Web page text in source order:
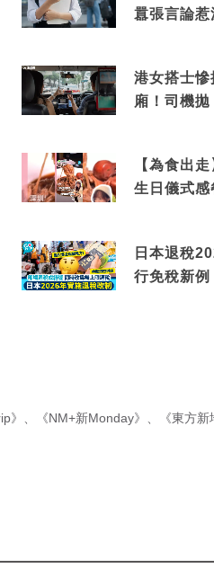
囂張言論惹
港女搭士
廂！司機
【為食出
生日儀式感
日本退稅
行免稅新例
》 、 《NM+新Monday》 、 《東方新